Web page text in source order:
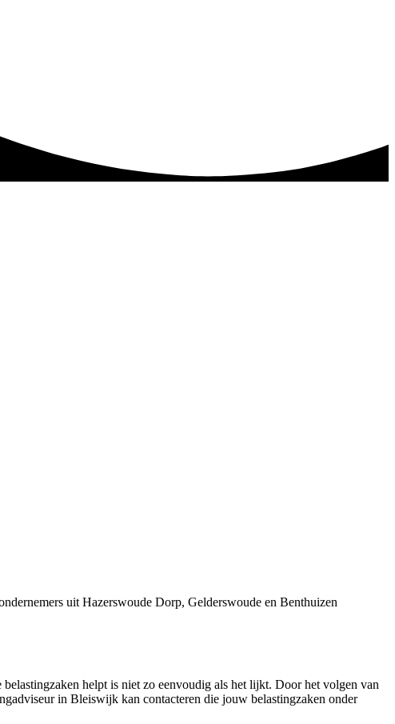
uit Hazerswoude Dorp, Gelderswoude en Benthuizen
helpt is niet zo eenvoudig als het lijkt. Door het volgen van
in Bleiswijk kan contacteren die jouw belastingzaken onder